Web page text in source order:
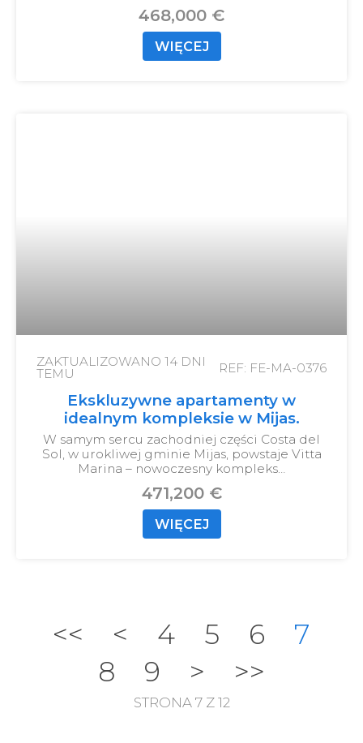
468,000 €
WIĘCEJ
ZAKTUALIZOWANO 14 DNI
TEMU REF: FE-MA-0376
Ekskluzywne apartamenty w
idealnym kompleksie w Mijas.
W samym sercu zachodniej części Costa del
Sol, w urokliwej gminie Mijas, powstaje Vitta
Marina – nowoczesny kompleks…
471,200 €
WIĘCEJ
<< < 4 5 6
7
8
9 > >>
STRONA 7 Z 12